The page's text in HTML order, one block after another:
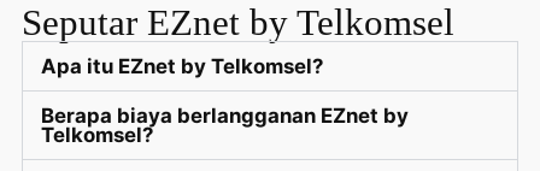
Seputar EZnet by Telkomsel
Apa itu EZnet by Telkomsel?
Berapa biaya berlangganan EZnet by
Telkomsel?